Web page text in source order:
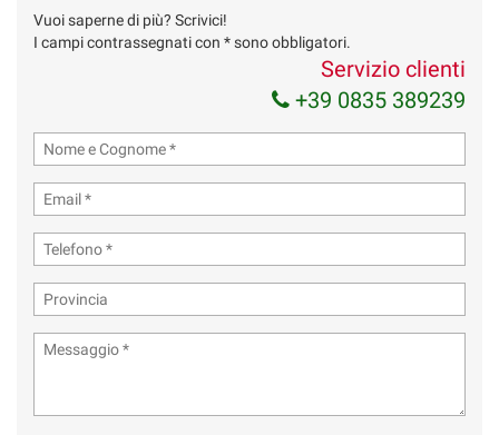
Vuoi saperne di più? Scrivici!
I campi contrassegnati con * sono obbligatori.
Servizio clienti
+39 0835 389239